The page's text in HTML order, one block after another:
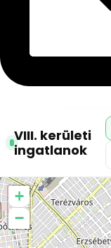
VIII. kerületi
ingatlanok
+
−